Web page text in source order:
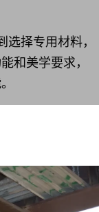
择专用材料，
和美学要求，